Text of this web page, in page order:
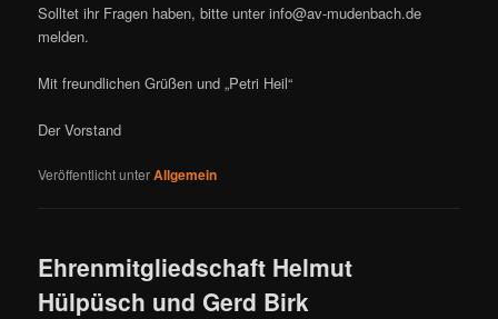
Solltet ihr Fragen haben, bitte unter info@av-mudenbach.de
melden.
Mit freundlichen Grüßen und „Petri Heil“
Der Vorstand
Veröffentlicht unterAllgemein
Ehrenmitgliedschaft Helmut
Hülpüsch und Gerd Birk